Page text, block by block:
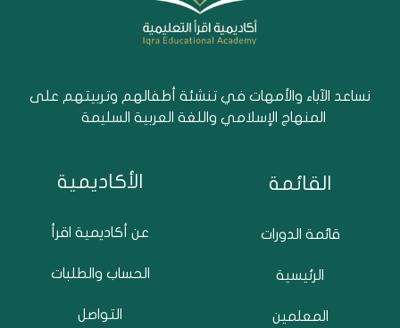
نساعد الآباء والأمهات في تنشئة أطفالهم وتربيتهم على
المنهاج الإسلامي واللغة العربية السليمة
القائمة
قائمة الدورات
الرئيسية
المعلمين
الأكاديمية
عن أكاديمية اقرأ
الحساب والطلبات
التواصل